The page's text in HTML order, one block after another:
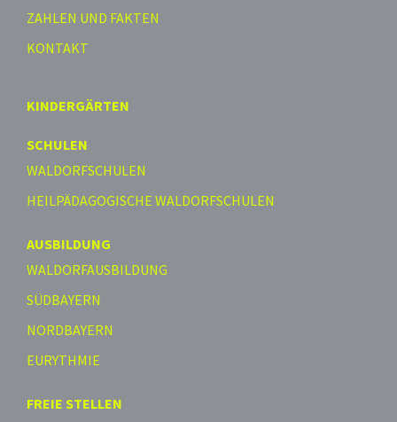
ZAHLEN UND FAKTEN
KONTAKT
KINDERGÄRTEN
SCHULEN
WALDORFSCHULEN
HEILPÄDAGOGISCHE WALDORFSCHULEN
AUSBILDUNG
WALDORFAUSBILDUNG
SÜDBAYERN
NORDBAYERN
EURYTHMIE
FREIE STELLEN